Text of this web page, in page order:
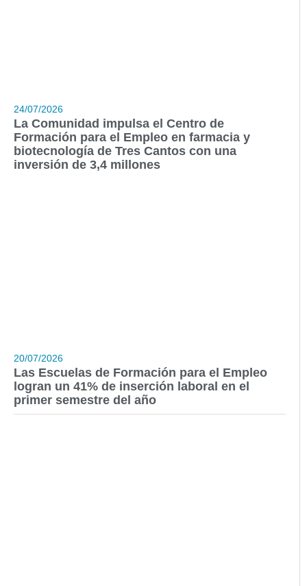
24/07/2026
La Comunidad impulsa el Centro de
Formación para el Empleo en farmacia y
biotecnología de Tres Cantos con una
inversión de 3,4 millones
20/07/2026
Las Escuelas de Formación para el Empleo
logran un 41% de inserción laboral en el
primer semestre del año